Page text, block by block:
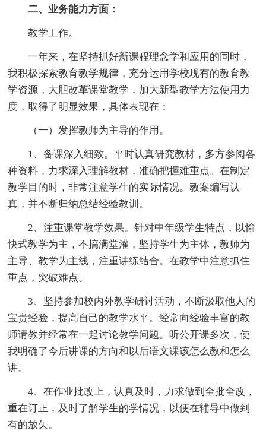
二、业务能力方面：
教学工作。
一年来，在坚持抓好新课程理念学和应用的同时，
我积极探索教育教学规律，充分运用学校现有的教育教
学资源，大胆改革课堂教学，加大新型教学方法使用力
度，取得了明显效果，具体表现在：
（一）发挥教师为主导的作用。
1、备课深入细致。平时认真研究教材，多方参阅各
种资料，力求深入理解教材，准确把握难重点。在制定
教学目的时，非常注意学生的实际情况。教案编写认
真，并不断归纳总结经验教训。
2、注重课堂教学效果。针对中年级学生特点，以愉
快式教学为主，不搞满堂灌，坚持学生为主体，教师为
主导、教学为主线，注重讲练结合。在教学中注意抓住
重点，突破难点。
3、坚持参加校内外教学研讨活动，不断汲取他人的
宝贵经验，提高自己的教学水平。经常向经验丰富的教
师请教并经常在一起讨论教学问题。听公开课多次，使
我明确了今后讲课的方向和以后语文课该怎么教和怎么
讲。
4、在作业批改上，认真及时，力求做到全批全改，
重在订正，及时了解学生的学情况，以便在辅导中做到
有的放矢。